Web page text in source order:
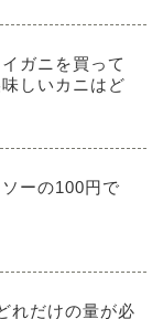
ガニを買って
しいカニはど
ーの100円で
れだけの量が必